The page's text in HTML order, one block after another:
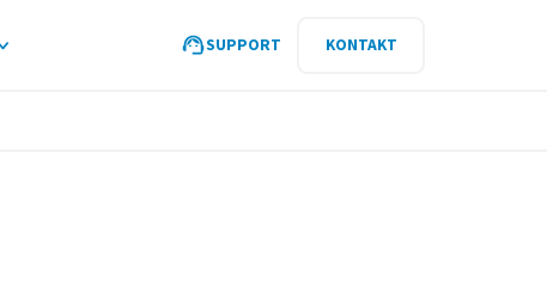
SUPPORT KONTAKT